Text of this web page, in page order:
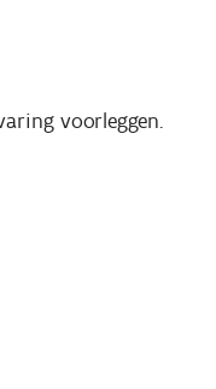
voorleggen.